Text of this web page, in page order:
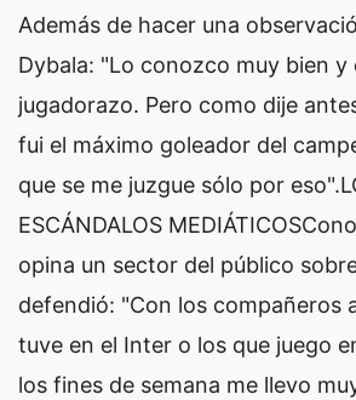
Además de hacer una
Dybala: "Lo conozco muy bien y
jugadorazo. Pero como dije
fui el máximo goleador del
que se me juzgue sólo por
ESCÁNDALOS
opina un sector del público
defendió: "Con los compañeros
tuve en el Inter o los que juego
los fines de semana me llevo